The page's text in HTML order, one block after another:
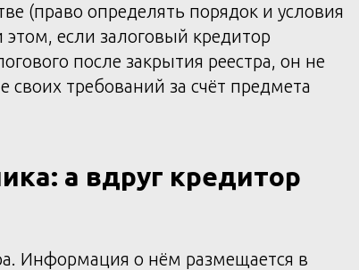
(право определять порядок и условия
если залоговый кредитор
после закрытия реестра, он не
своих требований за счёт предмета
а вдруг кредитор
Информация о нём размещается в